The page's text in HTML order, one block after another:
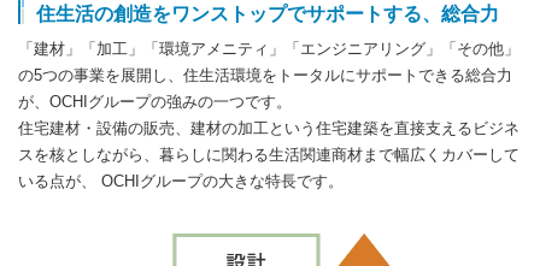
住生活の創造をワンストップでサポートする、総合力
「建材」「加⼯」「環境アメニティ」「エンジニアリング」「その他」
の5つの事業を展開し、住生活環境をトータルにサポートできる総合力
が、OCHIグループの強みの一つです。
住宅建材・設備の販売、建材の加工という住宅建築を直接支えるビジネ
スを核としながら、暮らしに関わる生活関連商材まで幅広くカバーして
いる点が、 OCHIグループの大きな特長です。